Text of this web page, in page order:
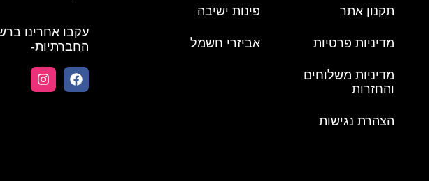
תקנון אתר
מדיניות פרטיות
מדיניות משלוחים
והחזרות
הצהרת נגישות
פינות ישיבה
אביזרי חשמל
עקבו אחרינו
החברתיות-